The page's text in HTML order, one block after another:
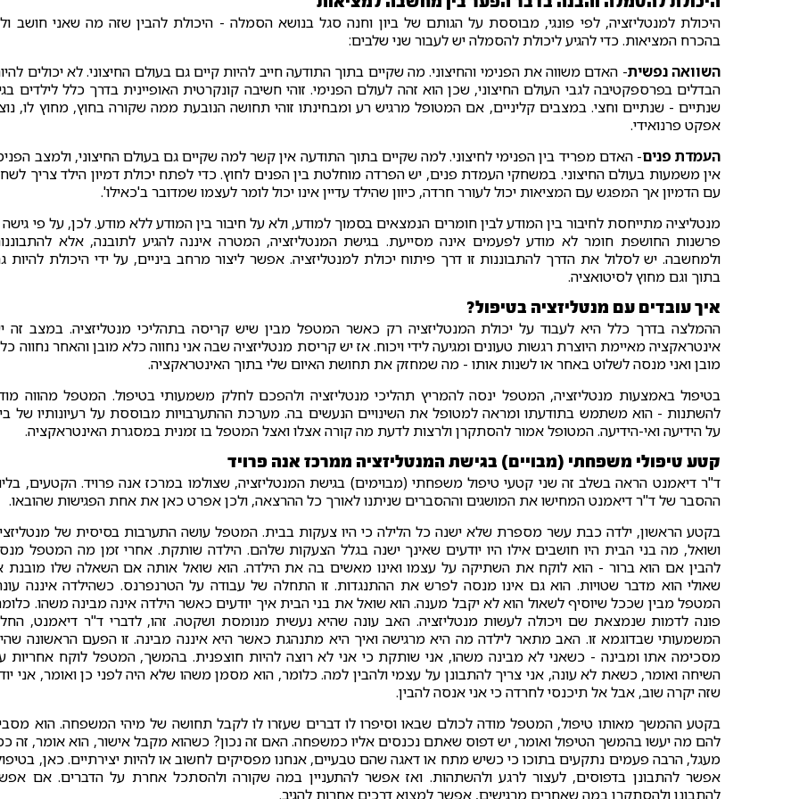
היכולת למנטליזציה, לפי פונגי, מבוססת על הגותם של ביון וחנה סגל בנושא הסמלה - היכולת להבין שזה מה שאני חושב
בהכרח המציאות. כדי להגיע ליכולת להסמלה יש לעבור שני שלבים:
השוואה נפשית- האדם משווה את הפנימי והחיצוני. מה שקיים בתוך התודעה חייב להיות קיים גם בעולם החיצוני. לא יכולים
הבדלים בפרספקטיבה לגבי העולם החיצוני, שכן הוא זהה לעולם הפנימי. זוהי חשיבה קונקרטית האופיינית בדרך כלל לילדים
שנתיים - שנתיים וחצי. במצבים קליניים, אם המטופל מרגיש רע ומבחינתו זוהי תחושה הנובעת ממה שקורה בחוץ, מחוץ לו,
אפקט פרנואידי.
העמדת פנים- האדם מפריד בין הפנימי לחיצוני. למה שקיים בתוך התודעה אין קשר למה שקיים גם בעולם החיצוני, ולמצב
אין משמעות בעולם החיצוני. במשחקי העמדת פנים, יש הפרדה מוחלטת בין הפנים לחוץ. כדי לפתח יכולת דמיון הילד צריך
עם הדמיון אך המפגש עם המציאות יכול לעורר חרדה, כיוון שהילד עדיין אינו יכול לומר לעצמו שמדובר ב'כאילו'.
מנטליציה מתייחסת לחיבור בין המודע לבין חומרים הנמצאים בסמוך למודע, ולא על חיבור בין המודע ללא מודע. לכן, על פי גישה
פרשנות החושפת חומר לא מודע לפעמים אינה מסייעת. בגישת המנטליזציה, המטרה איננה להגיע לתובנה, אלא
ולמחשבה. יש לסלול את הדרך להתבוננות זו דרך פיתוח יכולת למנטליזציה. אפשר ליצור מרחב ביניים, על ידי היכולת להיות
בתוך וגם מחוץ לסיטואציה.
איך עובדים עם מנטליזציה בטיפול?
ההמלצה בדרך כלל היא לעבוד על יכולת המנטליזציה רק כאשר המטפל מבין שיש קריסה בתהליכי מנטליזציה. במצב זה
אינטראקציה מאיימת היוצרת רגשות טעונים ומגיעה לידי ויכוח. אז יש קריסת מנטליזציה שבה אני נחווה כלא מובן והאחר נחווה
מובן ואני מנסה לשלוט באחר או לשנות אותו - מה שמחזק את תחושת האיום שלי בתוך האינטראקציה.
בטיפול באמצעות מנטליזציה, המטפל ינסה להמריץ תהליכי מנטליזציה ולהפכם לחלק משמעותי בטיפול. המטפל מהווה
להשתנות - הוא משתמש בתודעתו ומראה למטופל את השינויים הנעשים בה. מערכת ההתערבויות מבוססת על רעיונותיו של
על הידיעה ואי-הידיעה. המטופל אמור להסתקרן ולרצות לדעת מה קורה אצלו ואצל המטפל בו זמנית במסגרת האינטראקציה.
קטע טיפולי משפחתי (מבויים) בגישת המנטליזציה ממרכז אנה פרויד
ד"ר דיאמנט הראה בשלב זה שני קטעי טיפול משפחתי (מבוימים) בגישת המנטליזציה, שצולמו במרכז אנה פרויד. הקטעים,
ההסבר של ד"ר דיאמנט המחישו את המושגים וההסברים שניתנו לאורך כל ההרצאה, ולכן אפרט כאן את אחת הפגישות שהובאו.
בקטע הראשון, ילדה כבת עשר מספרת שלא ישנה כל הלילה כי היו צעקות בבית. המטפל עושה התערבות בסיסית של
ושואל, מה בני הבית היו חושבים אילו היו יודעים שאינך ישנה בגלל הצעקות שלהם. הילדה שותקת. אחרי זמן מה המטפל
להבין אם הוא ברור - הוא לוקח את השתיקה על עצמו ואינו מאשים בה את הילדה. הוא שואל אותה אם השאלה שלו מובנת
שאולי הוא מדבר שטויות. הוא גם אינו מנסה לפרש את ההתנגדות. זו התחלה של עבודה על הטרנפרנס. כשהילדה איננה
המטפל מבין שככל שיוסיף לשאול הוא לא יקבל מענה. הוא שואל את בני הבית איך יודעים כאשר הילדה אינה מבינה משהו.
פונה לדמות שנמצאת שם ויכולה לעשות מנטליזציה. האב עונה שהיא נעשית מנומסת ושקטה. זהו, לדברי ד"ר דיאמנט,
המשמעותי שבדוגמא זו. האב מתאר לילדה מה היא מרגישה ואיך היא מתנהגת כאשר היא איננה מבינה. זו הפעם הראשונה
מסכימה אתו ומבינה - כשאני לא מבינה משהו, אני שותקת כי אני לא רוצה להיות חוצפנית. בהמשך, המטפל לוקח אחריות
השיחה ואומר, כשאת לא עונה, אני צריך להתבונן על עצמי ולהבין למה. כלומר, הוא מסמן משהו שלא היה לפני כן ואומר, אני
שזה יקרה שוב, אבל אל תיכנסי לחרדה כי אני אנסה להבין.
בקטע ההמשך מאותו טיפול, המטפל מודה לכולם שבאו וסיפרו לו דברים שעזרו לו לקבל תחושה של מיהי המשפחה. הוא
להם מה יעשו בהמשך הטיפול ואומר, יש דפוס שאתם נכנסים אליו כמשפחה. האם זה נכון? כשהוא מקבל אישור, הוא אומר, זה
מעגל, הרבה פעמים נתקעים בתוכו כי כשיש מתח או דאגה שהם טבעיים, אנחנו מפסיקים לחשוב או להיות יצירתיים. כאן,
אפשר להתבונן בדפוסים, לעצור לרגע ולהשתהות. ואז אפשר להתעניין במה שקורה ולהסתכל אחרת על הדברים. אם
להתבונן ולהסתקרן במה שאחרים מרגישים, אפשר למצוא דרכים אחרות להגיב.